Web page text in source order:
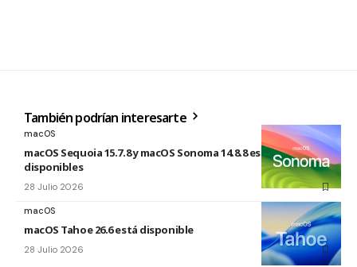
También podrían interesarte
macOS
macOS Sequoia 15.7.8 y macOS Sonoma 14.8.8 están
disponibles
28 Julio 2026
macOS
macOS Tahoe 26.6 está disponible
28 Julio 2026